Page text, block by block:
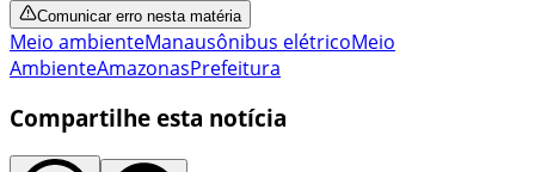
Comunicar erro nesta matéria
Meio ambienteManausônibus elétricoMeio
AmbienteAmazonasPrefeitura
Compartilhe esta notícia